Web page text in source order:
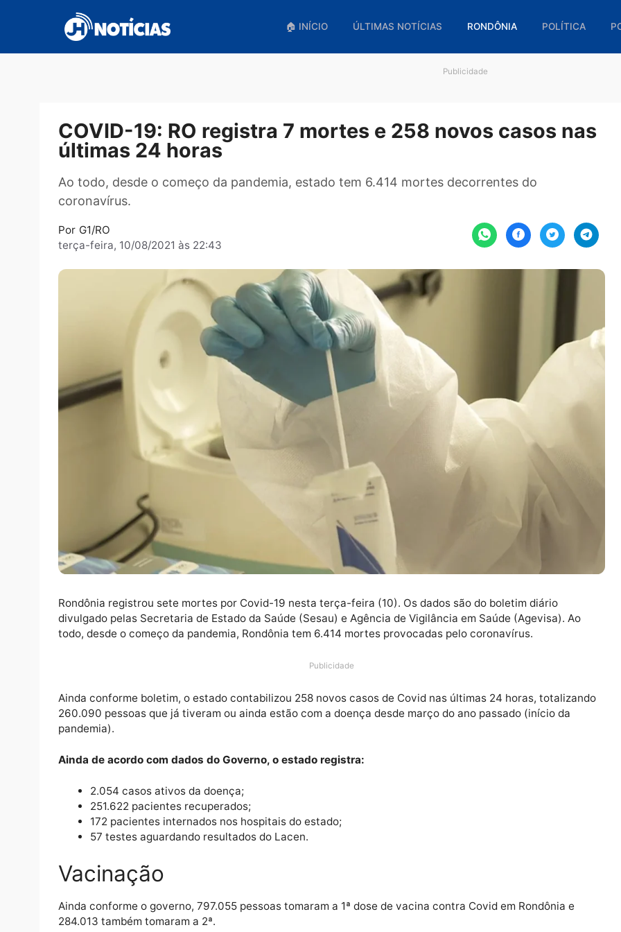
conteúdo
🏠 INÍCIO ÚLTIMAS NOTÍCIAS RONDÔNIA
COVID-19: RO registra 7 mortes e 258 novos
últimas 24 horas
Ao todo, desde o começo da pandemia, estado tem 6.414 mortes decorrentes do
coronavírus.
Por
G1/RO
terça-feira, 10/08/2021 às 22:43
Rondônia registrou sete mortes por Covid-19 nesta terça-feira (10). Os dados são do boletim diário
todo, desde o começo da pandemia, Rondônia tem 6.414 mortes provocadas pelo coronavírus.
260.090 pessoas que já tiveram ou ainda estão com a doença desde março do ano passado (início
pandemia).
Ainda de acordo com dados do Governo, o estado registra:
2.054 casos ativos da doença;
172 pacientes internados nos hospitais do estado;